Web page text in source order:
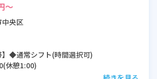
～
央区
】◆通常シフト(時間選択可)
休憩1:00)